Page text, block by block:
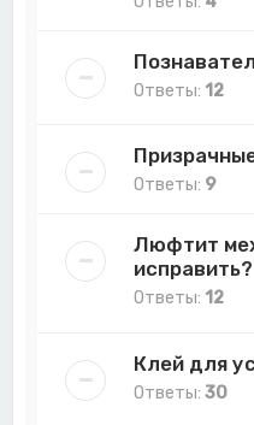
Ответы: 12
Ответы: 9
Люфтит
исправить?
Ответы: 12
Клей для
Ответы:30